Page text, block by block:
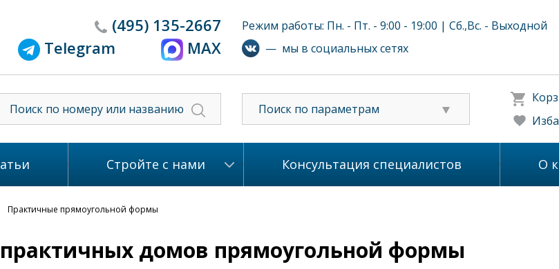
(495) 135-2667
Telegram
MAX
Режим работы: Пн. - Пт. - 9:00 - 19:00 | Сб.,Вс. - Выходной
— мы в социальных сетях
Поиск по параметрам
Стройте с нами Консультация специалистов О
Практичные прямоугольной формы
домов прямоугольной формы